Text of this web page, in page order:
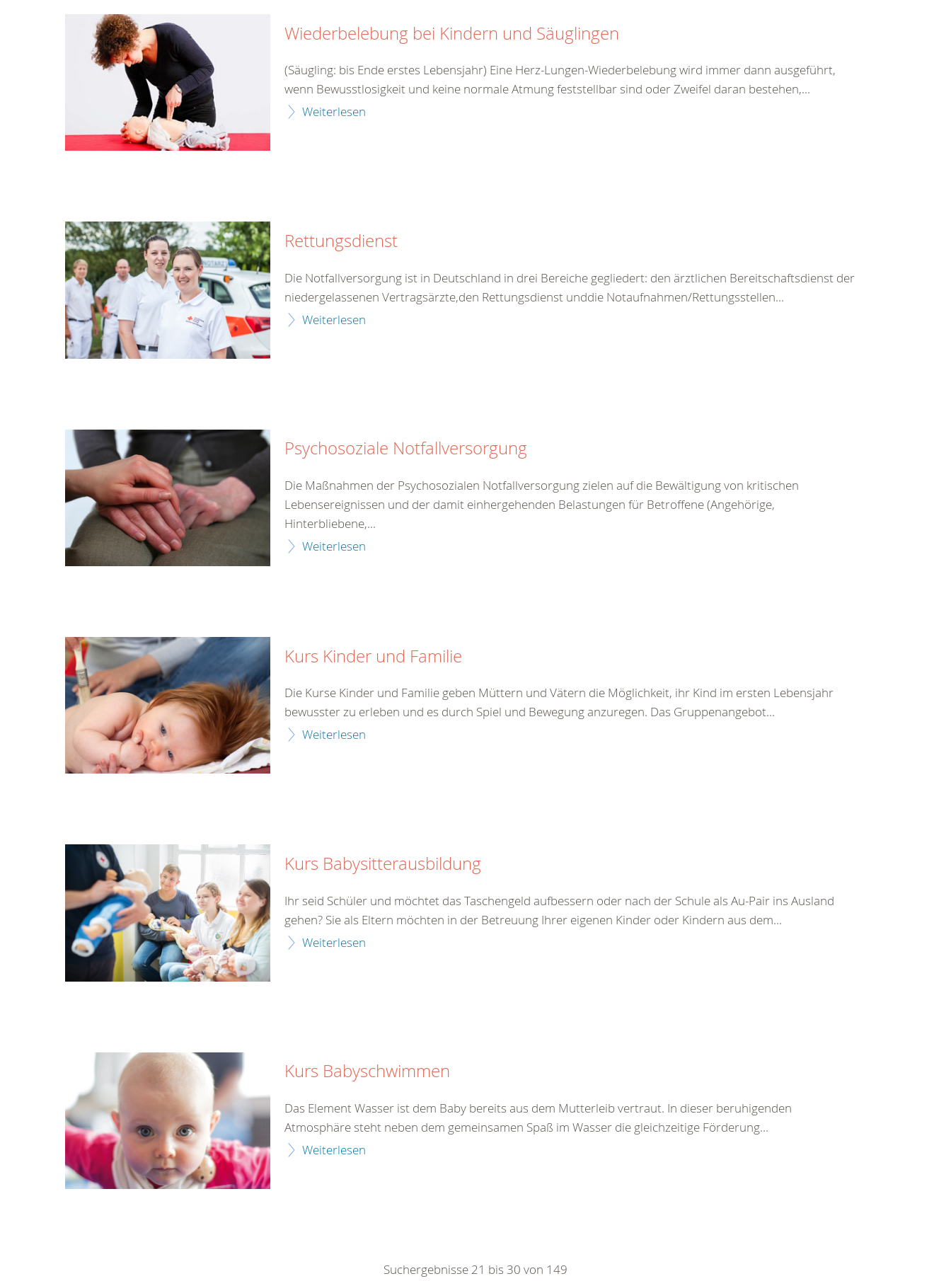
Wiederbelebung bei Kindern und Säuglingen
(Säugling: bis Ende erstes Lebensjahr) Eine Herz-Lungen-Wiederbelebung wird immer dann ausgeführt,
wenn Bewusstlosigkeit und keine normale Atmung feststellbar sind oder Zweifel daran bestehen,...
Weiterlesen
Rettungsdienst
Die Notfallversorgung ist in Deutschland in drei Bereiche gegliedert: den ärztlichen Bereitschaftsdienst der
niedergelassenen Vertragsärzte,den Rettungsdienst unddie Notaufnahmen/Rettungsstellen...
Weiterlesen
Psychosoziale Notfallversorgung
Die Maßnahmen der Psychosozialen Notfallversorgung zielen auf die Bewältigung von kritischen
Lebensereignissen und der damit einhergehenden Belastungen für Betroffene (Angehörige,
Hinterbliebene,...
Weiterlesen
Kurs Kinder und Familie
Die Kurse Kinder und Familie geben Müttern und Vätern die Möglichkeit, ihr Kind im ersten Lebensjahr
bewusster zu erleben und es durch Spiel und Bewegung anzuregen. Das Gruppenangebot...
Weiterlesen
Kurs Babysitterausbildung
Ihr seid Schüler und möchtet das Taschengeld aufbessern oder nach der Schule als Au-Pair ins Ausland
gehen? Sie als Eltern möchten in der Betreuung Ihrer eigenen Kinder oder Kindern aus dem...
Weiterlesen
Kurs Babyschwimmen
Das Element Wasser ist dem Baby bereits aus dem Mutterleib vertraut. In dieser beruhigenden
Atmosphäre steht neben dem gemeinsamen Spaß im Wasser die gleichzeitige Förderung...
Weiterlesen
Suchergebnisse 21 bis 30 von 149